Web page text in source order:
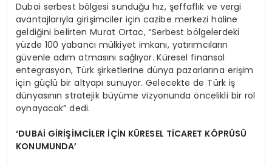
Dubai serbest bölgesi sunduğu hız, şeffaflık ve vergi
avantajlarıyla girişimciler için cazibe merkezi haline
geldiğini belirten Murat Ortac, “Serbest bölgelerdeki
yüzde 100 yabancı mülkiyet imkanı, yatırımcıların
güvenle adım atmasını sağlıyor. Küresel finansal
entegrasyon, Türk şirketlerine dünya pazarlarına erişim
için güçlü bir altyapı sunuyor. Gelecekte de Türk iş
dünyasının stratejik büyüme vizyonunda öncelikli bir rol
oynayacak” dedi.
‘DUBAİ GİRİŞİMCİLER İÇİN KÜRESEL TİCARET KÖPRÜSÜ
KONUMUNDA’